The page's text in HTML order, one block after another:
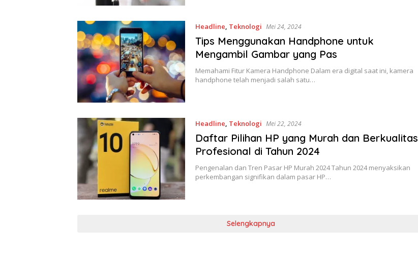
Headline, Teknologi Mei 24, 2024
Tips Menggunakan Handphone untuk
Mengambil Gambar yang Pas
Memahami Fitur Kamera Handphone Dalam era digital saat ini, kamera
handphone telah menjadi salah satu…
Headline, Teknologi Mei 22, 2024
Daftar Pilihan HP yang Murah dan Berkualitas
Profesional di Tahun 2024
Pengenalan dan Tren Pasar HP Murah 2024 Tahun 2024 menyaksikan
perkembangan signifikan dalam pasar HP…
Selengkapnya